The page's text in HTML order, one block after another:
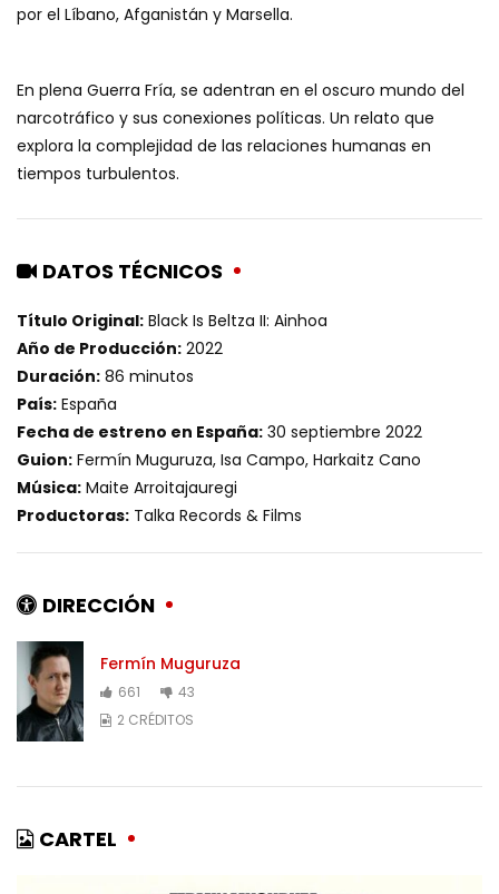
por el Líbano, Afganistán y Marsella.
En plena Guerra Fría, se adentran en el oscuro mundo del
narcotráfico y sus conexiones políticas. Un relato que
explora la complejidad de las relaciones humanas en
tiempos turbulentos.
DATOS TÉCNICOS
Título Original: Black Is Beltza II: Ainhoa
Año de Producción: 2022
Duración: 86 minutos
País: España
Fecha de estreno en España: 30 septiembre 2022
Guion: Fermín Muguruza, Isa Campo, Harkaitz Cano
Música: Maite Arroitajauregi
Productoras: Talka Records & Films
DIRECCIÓN
Fermín Muguruza
661
43
2 CRÉDITOS
CARTEL